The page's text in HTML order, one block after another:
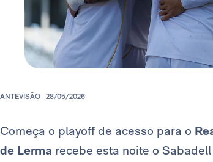
ANTEVISÃO 28/05/2026
Começa o playoff de acesso para o
de Lerma recebe esta noite o Sabadell